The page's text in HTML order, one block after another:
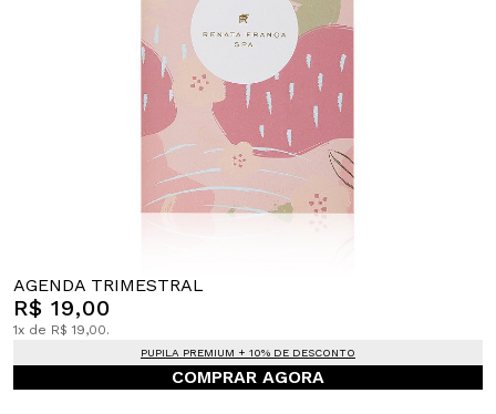
AGENDA TRIMESTRAL
R$ 19,00
1x de R$ 19,00.
PUPILA PREMIUM + 10% DE DESCONTO
COMPRAR AGORA